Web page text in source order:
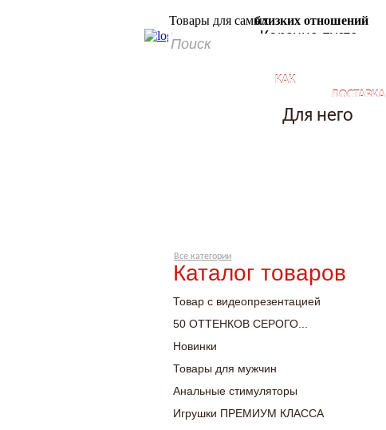
Товары для самыхблизких отношений
КАК
КУПИТЬ?
ДОСТАВКА
Для него
Корзина пуста
Все категории
Каталог товаров
Товар с видеопрезентацией
50 ОТТЕНКОВ СЕРОГО...
Новинки
Товары для мужчин
Анальные стимуляторы
Игрушки ПРЕМИУМ КЛАССА